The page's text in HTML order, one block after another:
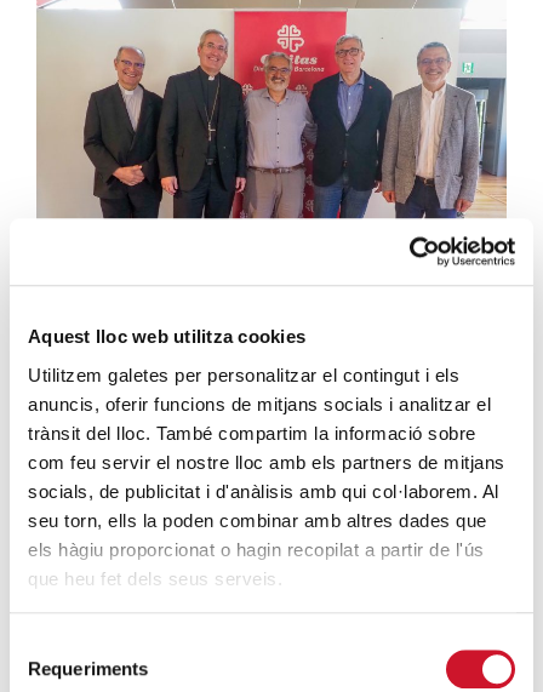
Aquest lloc web utilitza cookies
Utilitzem galetes per personalitzar el contingut i els
anuncis, oferir funcions de mitjans socials i analitzar el
trànsit del lloc. També compartim la informació sobre
com feu servir el nostre lloc amb els partners de mitjans
socials, de publicitat i d'anàlisis amb qui col·laborem. Al
seu torn, ells la poden combinar amb altres dades que
els hàgiu proporcionat o hagin recopilat a partir de l'ús
que heu fet dels seus serveis.
Requeriments
En nombre del Cardenal Arzobispo Mons. Joan Josep
Omella, Vilanova ha alentado a Eduard Sala a seguir
trabajando como hasta ahora, en sintonía con el
evangelio y con el compromiso de Jesús hacia las
personas más débiles.“La persona que decide hacerse
voluntaria o aquella que participa en su Cáritas
Parroquial, la que escucha a quien está sufriendo,
comunidad. Cáritas es sinónimo de comunidad, y es